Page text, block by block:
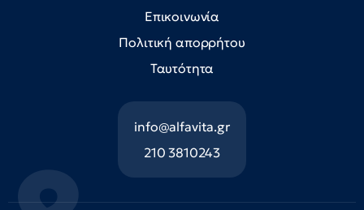
Επικοινωνία
Πολιτική απορρήτου
Ταυτότητα
info@alfavita.gr
210 3810243